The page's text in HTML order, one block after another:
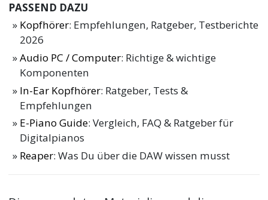
PASSEND DAZU
Kopfhörer: Empfehlungen, Ratgeber, Testberichte
2026
Audio PC / Computer: Richtige & wichtige
Komponenten
In-Ear Kopfhörer: Ratgeber, Tests &
Empfehlungen
E-Piano Guide: Vergleich, FAQ & Ratgeber für
Digitalpianos
Reaper: Was Du über die DAW wissen musst